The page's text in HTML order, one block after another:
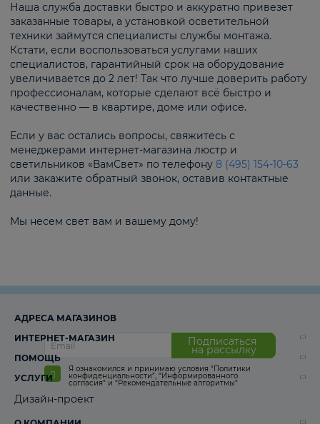
Наша служба доставки быстро и аккуратно привезет
заказанные товары, а установкой осветительной
техники займутся специалисты службы монтажа.
Кстати, если воспользоваться услугами наших
специалистов, гарантийный срок на оборудование
увеличивается до 2 лет! Так что лучше доверить работу
профессионалам, которые сделают всё быстро и
качественно — в квартире, доме или офисе.
Если у вас остались вопросы, свяжитесь с
менеджерами интернет-магазина люстр и
светильников «ВамСвет» по телефону 8 (495) 154-10-63
или закажите обратный звонок, оставив контактные
данные.
Мы несем свет вам и вашему дому!
Подписаться
на рассылку
Я ознакомился и принимаю условия “Политики
конфиденциальности”, “Информированного
согласия“ и “Рекомендательные алгоритмы“
АДРЕСА МАГАЗИНОВ
ИНТЕРНЕТ-МАГАЗИН
ПОМОЩЬ
УСЛУГИ
Дизайн-проект